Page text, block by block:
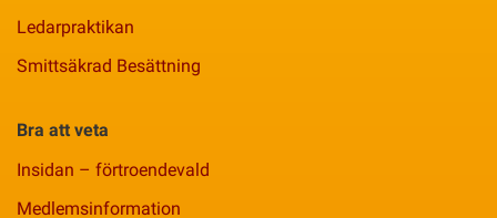
Ledarpraktikan
Smittsäkrad Besättning
Bra att veta
Insidan – förtroendevald
Medlemsinformation